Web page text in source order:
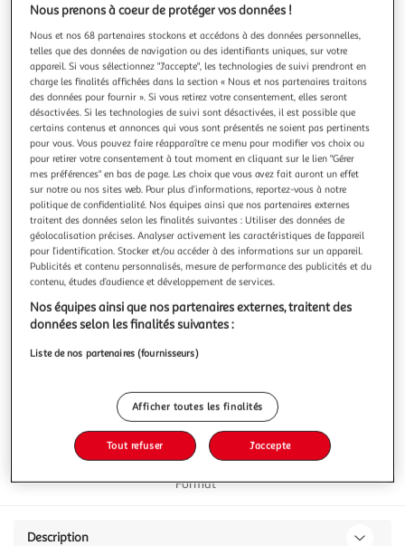
Illustration
précédente
Illustration
suivante
5.0 (1)
POUCE
Tomates entières pelées au jus
La simplicité de la tomate, pour une soupe ou petits plats
pour toute la famille
En savoir +
480g
Format
Description
Nous prenons à coeur de protéger vos données !
Nous et nos 68 partenaires stockons et accédons à des données personnelles,
telles que des données de navigation ou des identifiants uniques, sur votre
appareil. Si vous sélectionnez "J'accepte", les technologies de suivi prendront en
charge les finalités affichées dans la section « Nous et nos partenaires traitons
des données pour fournir ». Si vous retirez votre consentement, elles seront
désactivées. Si les technologies de suivi sont désactivées, il est possible que
certains contenus et annonces qui vous sont présentés ne soient pas pertinents
pour vous. Vous pouvez faire réapparaître ce menu pour modifier vos choix ou
pour retirer votre consentement à tout moment en cliquant sur le lien "Gérer
mes préférences" en bas de page. Les choix que vous avez fait auront un effet
sur notre ou nos sites web. Pour plus d’informations, reportez-vous à notre
politique de confidentialité. Nos équipes ainsi que nos partenaires externes
traitent des données selon les finalités suivantes : Utiliser des données de
géolocalisation précises. Analyser activement les caractéristiques de l’appareil
pour l’identification. Stocker et/ou accéder à des informations sur un appareil.
Publicités et contenu personnalisés, mesure de performance des publicités et du
contenu, études d’audience et développement de services.
Nos équipes ainsi que nos partenaires externes, traitent des
données selon les finalités suivantes :
Liste de nos partenaires (fournisseurs)
Afficher toutes les finalités
Tout refuser J'accepte